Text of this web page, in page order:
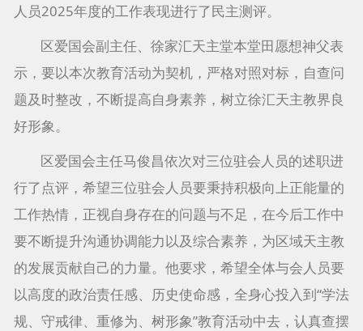
人员2025年度的工作表现进行了民主测评。
区爱国会副主任、徐家汇天主堂本堂田愿想神父表
示，要以本次教育活动为契机，严格对照对标，自查问
题及时整改，不断提高自身素养，树立徐汇天主教界良
好形象。
区爱国会主任马俊昌依次对三位驻会人员的述职进
行了点评，希望三位驻会人员要秉持积极向上正能量的
工作热情，正视自身存在的问题与不足，在今后工作中
要不断提升沟通协调能力以及综合素养，为区域天主教
的发展贡献自己的力量。他要求，希望全体与会人员要
以高度的政治责任感、历史使命感，全身心投入到“学法
规、守戒律、重修为、树形象”教育活动中去，认真查摆